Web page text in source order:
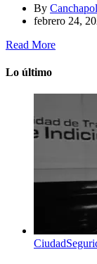
By
febrero 24,
Read More
Lo último
Ciudad